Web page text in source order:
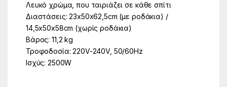
Λευκό χρώμα, που ταιριάζει σε κάθε σπίτι
Διαστάσεις: 23x50x62,5cm (με ροδάκια) /
14,5x50x58cm (χωρίς ροδάκια)
Βάρος: 11,2 kg
Τροφοδοσία: 220V-240V, 50/60Hz
Ισχύς: 2500W